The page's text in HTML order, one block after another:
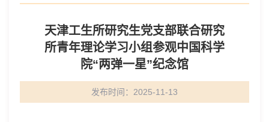
天津工生所研究生党支部联合研究
所青年理论学习小组参观中国科学
院“两弹一星”纪念馆
发布时间：2025-11-13